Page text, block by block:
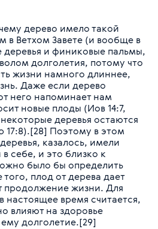
дерево имело такой
Ветхом Завете (и вообще в
и финиковые пальмы,
долголетия, потому что
жизни намного длиннее,
Даже если дерево
него напоминает нам
новые плоды (Иов 14:7,
деревья остаются
17:8).[28] Поэтому в этом
казалось, имели
себе, и это близко к
было бы определить
плод от дерева дает
продолжение жизни. Для
настоящее время считается,
влияют на здоровье
долголетие.[29]